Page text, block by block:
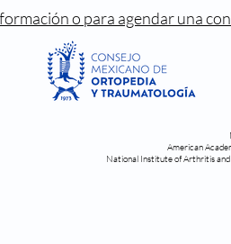
o para agendar una
American
National Institute of Arthritis and